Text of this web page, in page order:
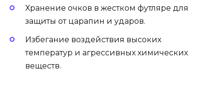
Хранение очков в жестком футляре для
защиты от царапин и ударов.
Избегание воздействия высоких
температур и агрессивных химических
веществ.